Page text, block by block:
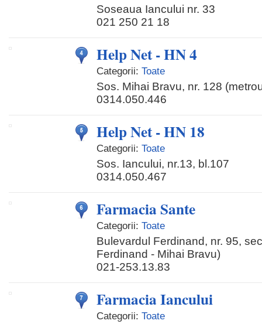
Soseaua Iancului nr. 33
021 250 21 18
Help Net - HN 4
Categorii: Toate
Sos. Mihai Bravu, nr. 128
0314.050.446
Help Net - HN 18
Categorii: Toate
Sos. Iancului, nr.13, bl.107
0314.050.467
Farmacia Sante
Categorii: Toate
Bulevardul Ferdinand, nr. 95,
Ferdinand - Mihai Bravu)
021-253.13.83
Farmacia Iancului
Categorii: Toate